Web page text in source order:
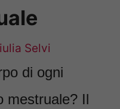
Selvi
di ogni
mestruale? Il